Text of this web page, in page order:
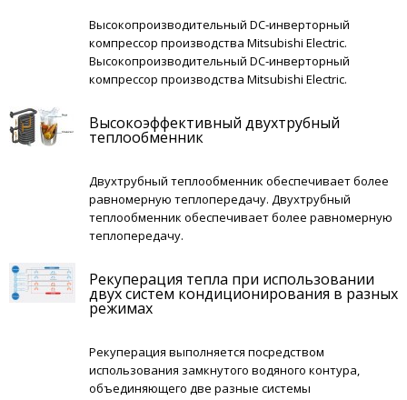
Высокопроизводительный DC‐инверторный
компрессор производства Mitsubishi Electric.
Высокопроизводительный DC‐инверторный
компрессор производства Mitsubishi Electric.
Высокоэффективный двухтрубный
теплообменник
Двухтрубный теплообменник обеспечивает более
равномерную теплопередачу. Двухтрубный
теплообменник обеспечивает более равномерную
теплопередачу.
Рекуперация тепла при использовании
двух систем кондиционирования в разных
режимах
Рекуперация выполняется посредством
использования замкнутого водяного контура,
объединяющего две разные системы